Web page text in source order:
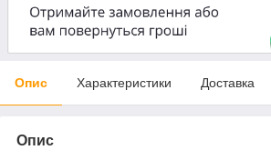
Опис Характеристики Доставка
Опис